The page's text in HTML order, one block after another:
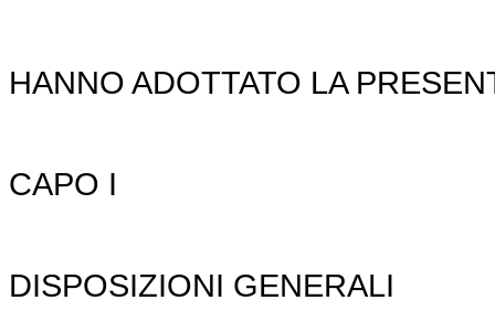
HANNO ADOTTATO LA
CAPO I
DISPOSIZIONI GENERALI